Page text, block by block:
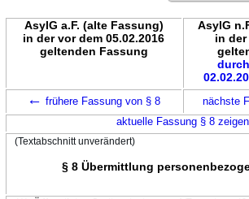
AsylG a.F. (alte Fassung)
in der vor dem 05.02.2016
geltenden Fassung
AsylG
in der
← frühere Fassung von § 8 nächste
aktuelle Fassung § 8 zeigen
(Textabschnitt unverändert)
§ 8 Übermittlung